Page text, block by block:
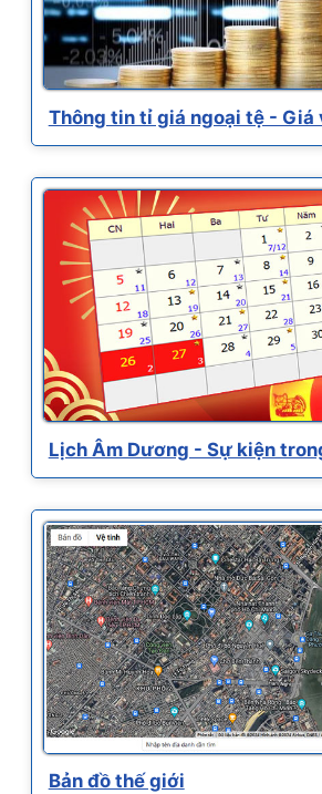
Thông tin tỉ giá ngoại tệ - Giá
Lịch Âm Dương - Sự kiện
Bản đồ thế giới